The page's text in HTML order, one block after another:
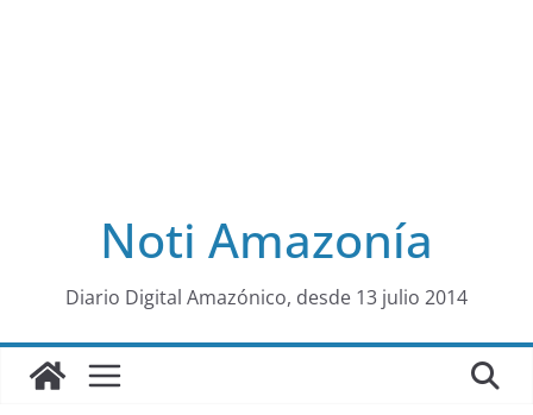
al
Noti Amazonía
Diario Digital Amazónico, desde 13 julio 2014